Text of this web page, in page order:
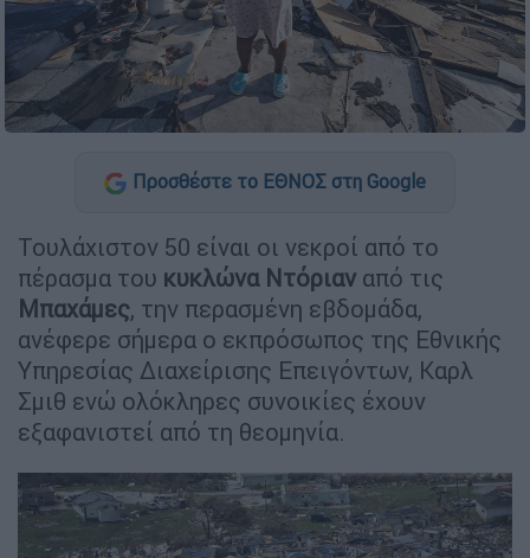
Προσθέστε το ΕΘΝΟΣ στη Google
Τουλάχιστον 50 είναι οι νεκροί από το
πέρασμα του κυκλώνα Ντόριαν από τις
Μπαχάμες, την περασμένη εβδομάδα,
ανέφερε σήμερα ο εκπρόσωπος της Εθνικής
Υπηρεσίας Διαχείρισης Επειγόντων, Καρλ
Σμιθ ενώ ολόκληρες συνοικίες έχουν
εξαφανιστεί από τη θεομηνία.